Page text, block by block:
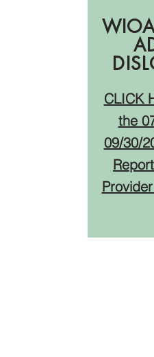
CLICK
the
09/30/